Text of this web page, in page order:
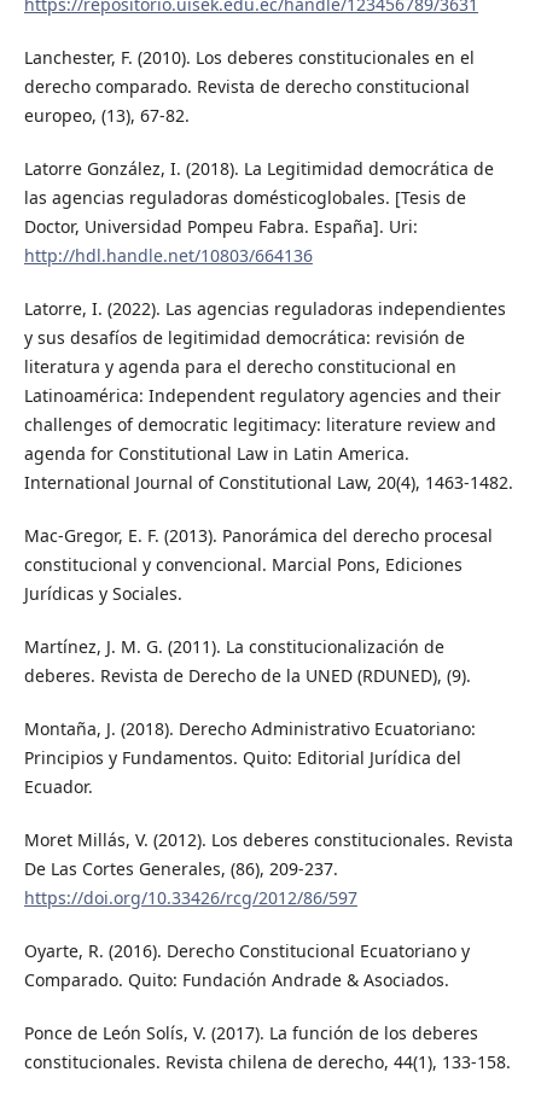
Lanchester, F. (2010). Los deberes constitucionales en el
derecho comparado. Revista de derecho constitucional
europeo, (13), 67-82.
Latorre González, I. (2018). La Legitimidad democrática de
las agencias reguladoras domésticoglobales. [Tesis de
Doctor, Universidad Pompeu Fabra. España]. Uri:
http://hdl.handle.net/10803/664136
Latorre, I. (2022). Las agencias reguladoras independientes
y sus desafíos de legitimidad democrática: revisión de
literatura y agenda para el derecho constitucional en
Latinoamérica: Independent regulatory agencies and their
challenges of democratic legitimacy: literature review and
agenda for Constitutional Law in Latin America.
International Journal of Constitutional Law, 20(4), 1463-1482.
Mac-Gregor, E. F. (2013). Panorámica del derecho procesal
constitucional y convencional. Marcial Pons, Ediciones
Jurídicas y Sociales.
Martínez, J. M. G. (2011). La constitucionalización de
deberes. Revista de Derecho de la UNED (RDUNED), (9).
Montaña, J. (2018). Derecho Administrativo Ecuatoriano:
Principios y Fundamentos. Quito: Editorial Jurídica del
Ecuador.
Moret Millás, V. (2012). Los deberes constitucionales. Revista
De Las Cortes Generales, (86), 209-237.
https://doi.org/10.33426/rcg/2012/86/597
Oyarte, R. (2016). Derecho Constitucional Ecuatoriano y
Comparado. Quito: Fundación Andrade & Asociados.
Ponce de León Solís, V. (2017). La función de los deberes
constitucionales. Revista chilena de derecho, 44(1), 133-158.